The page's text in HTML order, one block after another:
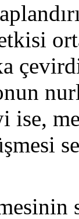
ise,